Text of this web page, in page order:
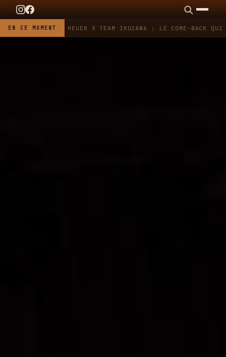
EN CE MOMENTTAG HEUER X TEAM IKUZAWA : LE COME-BACK QUI